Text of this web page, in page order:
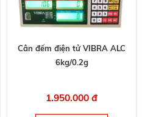
Cân đếm điện tử VIBRA ALC
6kg/0.2g
1.950.000 đ